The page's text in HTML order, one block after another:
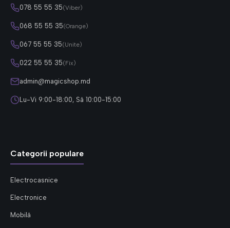
078 55 55 35(Viber)
068 55 55 35(Orange)
067 55 55 35(Unite)
022 55 55 35(Fix)
admin@magicshop.md
Lu-Vi 9:00-18:00, Sâ 10:00-15:00
Categorii populare
Electrocasnice
Electronice
Mobilă